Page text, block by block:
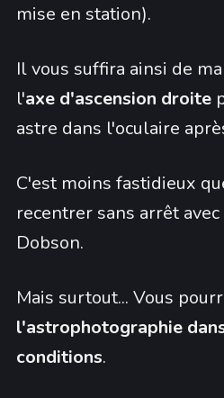
mise en station).
Il vous suffira ainsi de
l'axe d'ascension droite
astre dans l'oculaire
C'est moins fastidieux
recentrer sans arrêt
Dobson.
Mais surtout... Vous
l'astrophotographie
conditions.